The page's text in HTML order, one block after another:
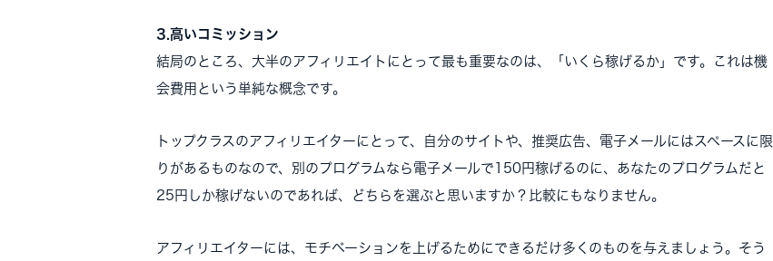
3.高いコミッション
結局のところ、大半のアフィリエイトにとって最も重要なのは、「いくら稼げるか」です。これは機
会費用という単純な概念です。
トップクラスのアフィリエイターにとって、自分のサイトや、推奨広告、電子メールにはスペースに限
りがあるものなので、別のプログラムなら電子メールで150円稼げるのに、あなたのプログラムだと
25円しか稼げないのであれば、どちらを選ぶと思いますか？比較にもなりません。
アフィリエイターには、モチベーションを上げるためにできるだけ多くのものを与えましょう。そう